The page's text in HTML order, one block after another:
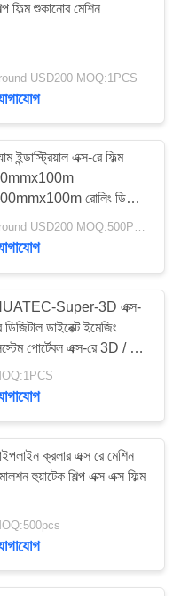
ফিল্ম শুকানোর মেশিন
USD200 MOQ:1PCS
ইন্ডাস্ট্রিয়াল এক্স-রে ফিল্ম
রোলিং ডি7
হুয়াটেক এক্স-রে ক্রলারের জন্য
around USD200 MOQ:500PCS
Super-3D এক্স-
ডিজিটাল ডাইরেক্ট ইমেজিং
পোর্টেবল এক্স-রে 3D / 2D
সিস্টেম
ক্রলার এক্স রে মেশিন
হুয়াটেক শিল্প এক্স এক্স ফিল্ম